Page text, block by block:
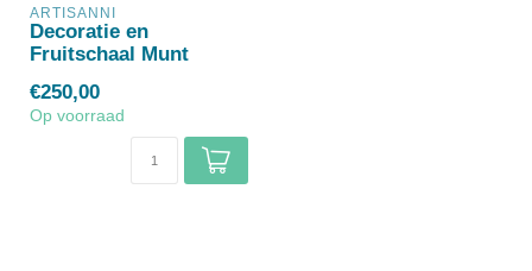
ARTISANNI
Decoratie en
Fruitschaal Munt
€250,00
Op voorraad